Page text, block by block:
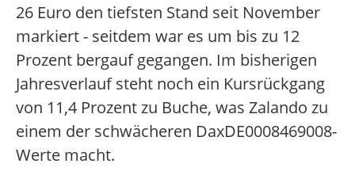
26 Euro den tiefsten Stand seit November
markiert - seitdem war es um bis zu 12
Prozent bergauf gegangen. Im bisherigen
Jahresverlauf steht noch ein Kursrückgang
von 11,4 Prozent zu Buche, was Zalando zu
einem der schwächeren DaxDE0008469008-
Werte macht.